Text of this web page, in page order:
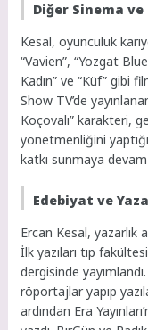
Diğer Sinema
Kesal, oyunculuk
“Vavien”, “Yozgat
Kadın” ve “Küf” gibi
Show TV’de
Koçovalı” karakteri,
yönetmenliğini
katkı sunmaya
Edebiyat ve
Ercan Kesal, yazarlık
İlk yazıları tıp
dergisinde
röportajlar yapıp
ardından Era